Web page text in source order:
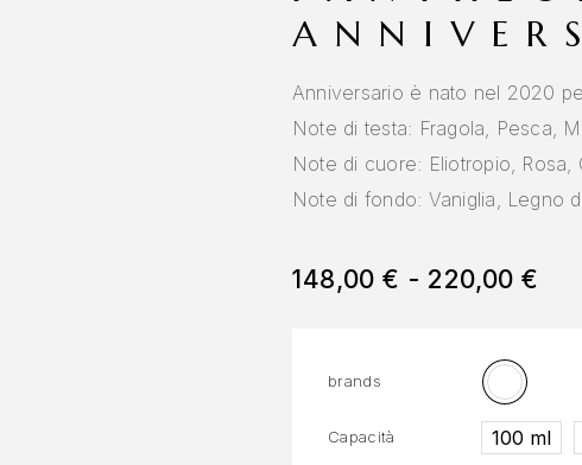
Anniversario è nato nel 2020
Note di testa: Fragola, Pesca,
Note di cuore: Eliotropio, Rosa,
Note di fondo: Vaniglia, Legno
148,00€ - 220,00€
brands
Capacità 100 ml